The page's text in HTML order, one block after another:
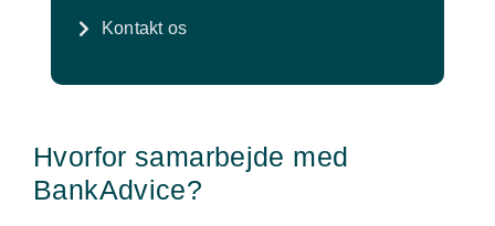
Kontakt os
Hvorfor samarbejde med
BankAdvice?